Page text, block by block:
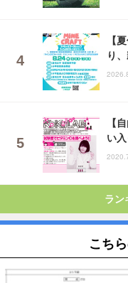
【
り
【
い
ラン
こち